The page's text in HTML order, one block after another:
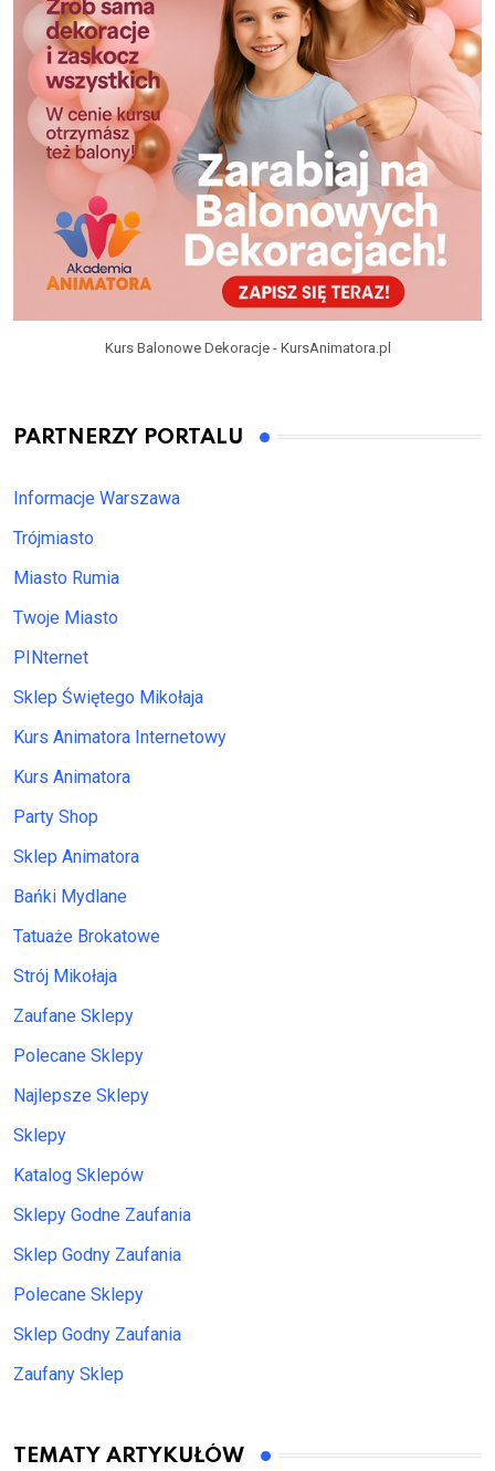
Kurs Balonowe Dekoracje - KursAnimatora.pl
PARTNERZY PORTALU
Informacje Warszawa
Trójmiasto
Miasto Rumia
Twoje Miasto
PINternet
Sklep Świętego Mikołaja
Kurs Animatora Internetowy
Kurs Animatora
Party Shop
Sklep Animatora
Bańki Mydlane
Tatuaże Brokatowe
Strój Mikołaja
Zaufane Sklepy
Polecane Sklepy
Najlepsze Sklepy
Sklepy
Katalog Sklepów
Sklepy Godne Zaufania
Sklep Godny Zaufania
Polecane Sklepy
Sklep Godny Zaufania
Zaufany Sklep
TEMATY ARTYKUŁÓW